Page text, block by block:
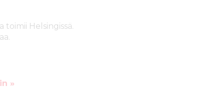
Helsingissä.
»